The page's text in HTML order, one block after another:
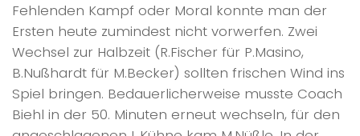
Fehlenden Kampf oder Moral konnte man der
Ersten heute zumindest nicht vorwerfen. Zwei
Wechsel zur Halbzeit (R.Fischer für P.Masino,
B.Nußhardt für M.Becker) sollten frischen Wind ins
Spiel bringen. Bedauerlicherweise musste Coach
Biehl in der 50. Minuten erneut wechseln, für den